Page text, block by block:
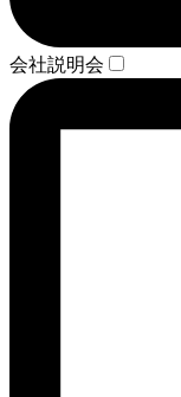
会社説明会